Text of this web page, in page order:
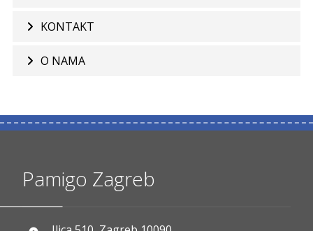
KONTAKT
O NAMA
Pamigo Zagreb